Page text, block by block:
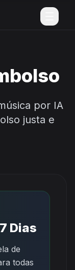
por IA
justa e
Dias
de
todas